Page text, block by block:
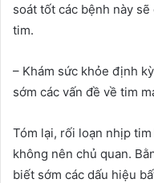
soát tốt các bệnh này
tim.
– Khám sức khỏe định
sớm các vấn đề về tim
Tóm lại, rối loạn nhịp
không nên chủ quan.
biết sớm các dấu hiệu